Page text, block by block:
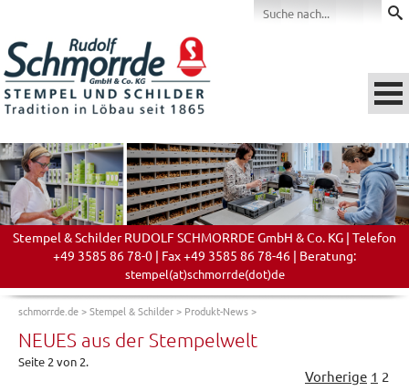
Stempel & Schilder RUDOLF SCHMORRDE GmbH & Co. KG | Telefon
+49 3585 86 78-0 | Fax +49 3585 86 78-46 | Beratung:
stempel(at)schmorrde(dot)de
schmorrde.de>Stempel & Schilder> Produkt-News>
NEUES aus der Stempelwelt
Seite 2 von 2.
Vorherige 1 2